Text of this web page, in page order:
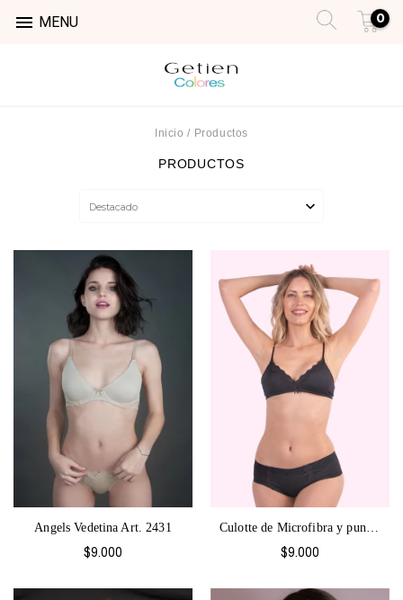
 MENU 0
Inicio / Productos
PRODUCTOS
Angels Vedetina Art. 2431
$9.000
Culotte de Microfibra y puntilla Angels...
$9.000